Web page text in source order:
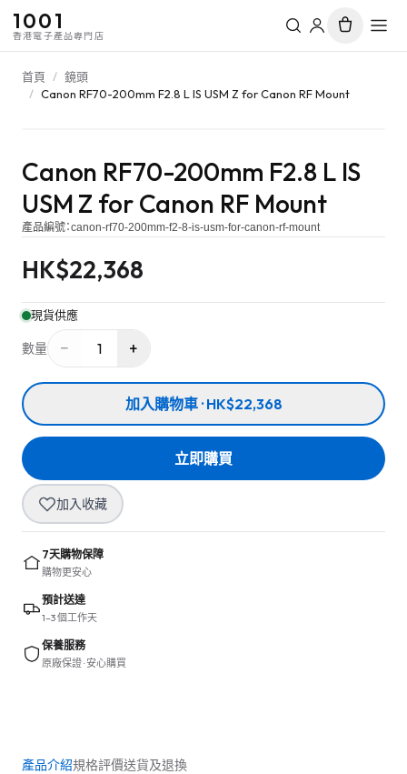
1001
香港電子產品專門店
首頁 / 鏡頭
/ Canon RF70-200mm F2.8 L IS USM Z for Canon RF Mount
Canon RF70-200mm F2.8 L IS
USM Z for Canon RF Mount
產品編號：canon-rf70-200mm-f2-8-is-usm-for-canon-rf-mount
HK$22,368
現貨供應
數量 − 1 +
加入購物車 · HK$22,368
立即購買
加入收藏
7天購物保障
購物更安心
預計送達
1–3 個工作天
保養服務
原廠保證 · 安心購買
產品介紹規格評價送貨及退換